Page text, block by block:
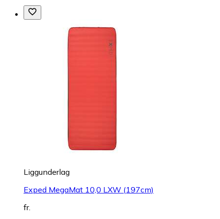
Liggunderlag
Exped MegaMat 10,0 LXW (197cm)
fr.